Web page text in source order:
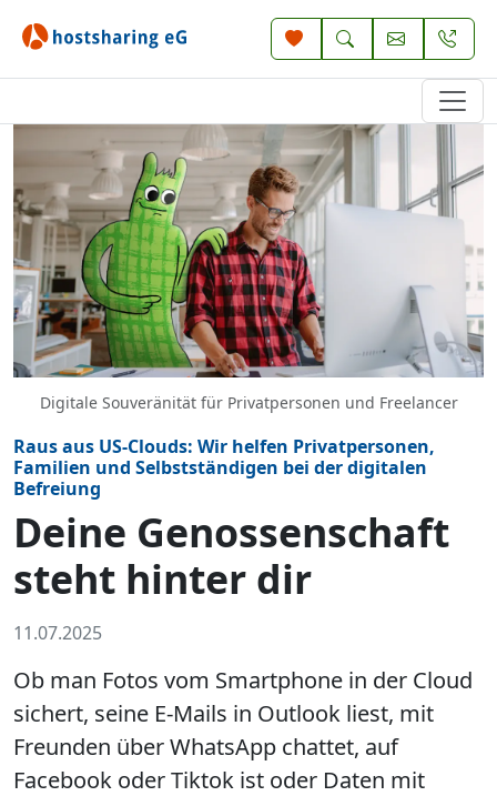
Digitale Souveränität für Privatpersonen und Freelancer
Raus aus US-Clouds: Wir helfen Privatpersonen,
Familien und Selbstständigen bei der digitalen
Befreiung
Deine Genossenschaft
steht hinter dir
11.07.2025
Ob man Fotos vom Smartphone in der Cloud
sichert, seine E-Mails in Outlook liest, mit
Freunden über WhatsApp chattet, auf
Facebook oder Tiktok ist oder Daten mit